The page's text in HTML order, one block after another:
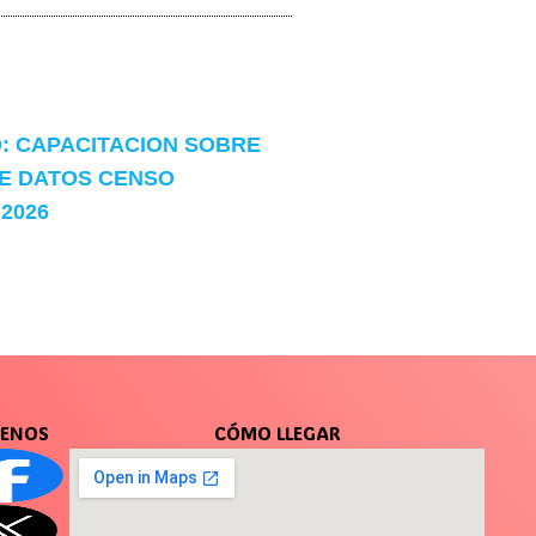
CAPACITACION SOBRE
DATOS CENSO
CÓMO LLEGAR